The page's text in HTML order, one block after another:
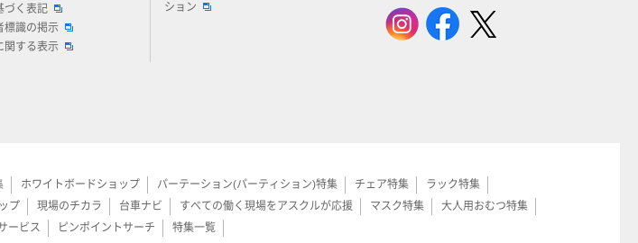
づく表記
標識の掲示
関する表示
ション
ホワイトボードショップ パーテーション(パーティション)特集 チェア特集
ラック特集
プ 現場のチカラ 台車ナビ すべての働く現場をアスクルが応援 マスク特集
大人用おむつ特集
ービス ピンポイントサーチ 特集一覧